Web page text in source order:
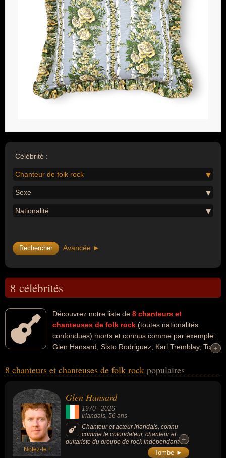
Célébrité :
Chanteur de folk rock
Sexe
Nationalité
Avancée ►
8 célébrités
Découvrez notre liste de 8 chanteurs et
chanteuses de folk rock (toutes nationalités
confondues) morts et connus comme par exemple :
Glen Hansard, Sixto Rodriguez, Karl Tremblay, Tom
Ces personnalités peuvent avoir des liens variés dans les
du rock ou de la country. Ces célébrités peuvent également avoir
été acteur, artiste, chanteur, guitariste, musicien, chanteur de folk,
compositeur, compositeur de rock, chanteur de country, chanteur
de rock, parolier, guitariste de rock, pianiste ou arrangeur musical.
En ce qui concerne leurs nationalités au moment de leurs morts, ils
peuvent avoir été irlandais, américain, canadien, francais ou
+
+
8 chanteurs et chanteuses de folk rock populaires
Notez-le !
Glen Hansard
1970 - 2026
Irlandais, 56 ans
Chanteur et acteur irlandais, connu
comme le cofondateur, chanteur et
guitariste du groupe de rock indépendant
irlandais The Frames, a accédé à une
+
+
Tombe ►